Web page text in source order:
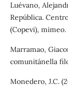
Luévano,
República.
(Copevi), mimeo.
Marramao,
comunitánella
Monedero, J.C.